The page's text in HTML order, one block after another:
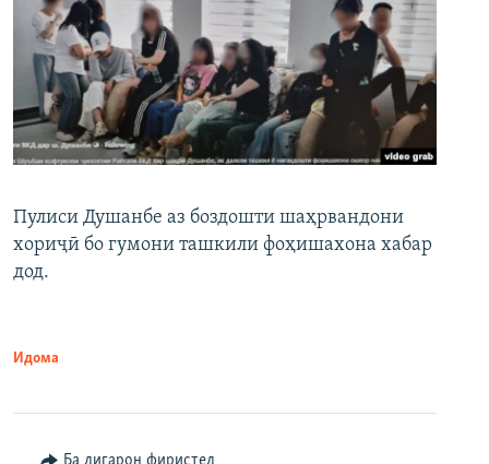
Пулиси Душанбе аз боздошти шаҳрвандони
хориҷӣ бо гумони ташкили фоҳишахона хабар
дод.
Идома